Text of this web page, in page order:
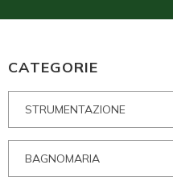
CATEGORIE